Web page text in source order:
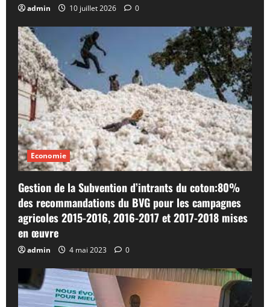
admin 10 juillet 2026 0
Economie
Gestion de la Subvention d’intrants du coton:80%
des recommandations du BVG pour les campagnes
agricoles 2015-2016, 2016-2017 et 2017-2018 mises
en œuvre
admin 4 mai 2023 0